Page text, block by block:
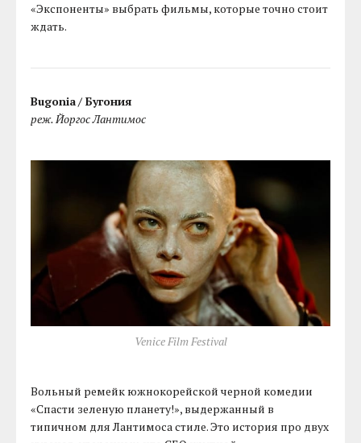
«Экспоненты» выбрать фильмы, которые точно стоит
ждать.
Bugonia/ Бугония
реж. Йоргос Лантимос
Venice Film Festival
Вольный ремейк южнокорейской черной комедии
«Спасти зеленую планету!», выдержанный в
типичном для Лантимоса стиле. Это история про двух